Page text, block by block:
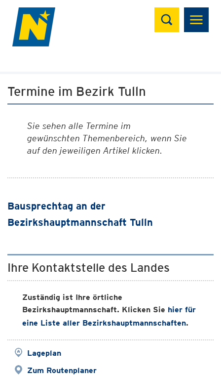
Suchen
Termine im Bezirk Tulln
Sie sehen alle Termine im
gewünschten Themenbereich, wenn Sie
auf den jeweiligen Artikel klicken.
Bausprechtag an der
Bezirkshauptmannschaft Tulln
Ihre Kontaktstelle des Landes
Zuständig ist Ihre örtliche
Bezirkshauptmannschaft. Klicken Sie hier für
eine Liste aller Bezirkshauptmannschaften.
Lageplan
Zum Routenplaner